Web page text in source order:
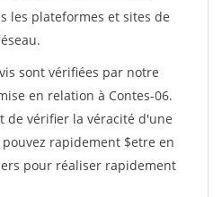
les plateformes et sites de
sont vérifiées par notre
en relation à Contes-06.
de vérifier la véracité d'une
rapidement $etre en
pour réaliser rapidement